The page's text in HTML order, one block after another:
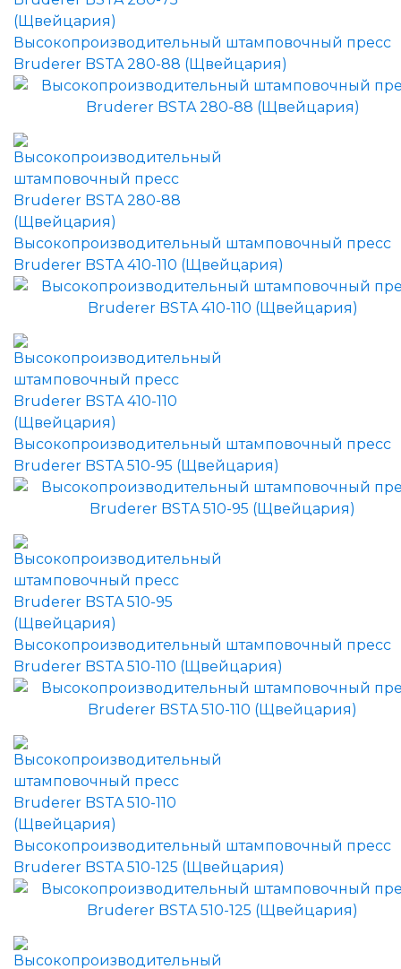
Высокопроизводительный штамповочный пресс
Bruderer BSTA 280-88 (Щвейцария)
Высокопроизводительный штамповочный пресс
Bruderer BSTA 410-110 (Щвейцария)
Высокопроизводительный штамповочный пресс
Bruderer BSTA 510-95 (Щвейцария)
Высокопроизводительный штамповочный пресс
Bruderer BSTA 510-110 (Щвейцария)
Высокопроизводительный штамповочный пресс
Bruderer BSTA 510-125 (Щвейцария)